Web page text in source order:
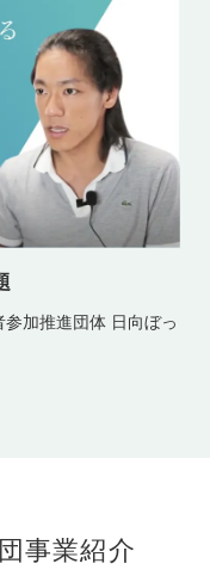
加推進団体 日向ぼっ
事業紹介